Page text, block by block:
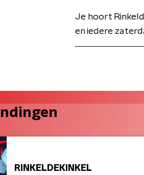
Je hoort
en iedere
RINKELDEKINKEL